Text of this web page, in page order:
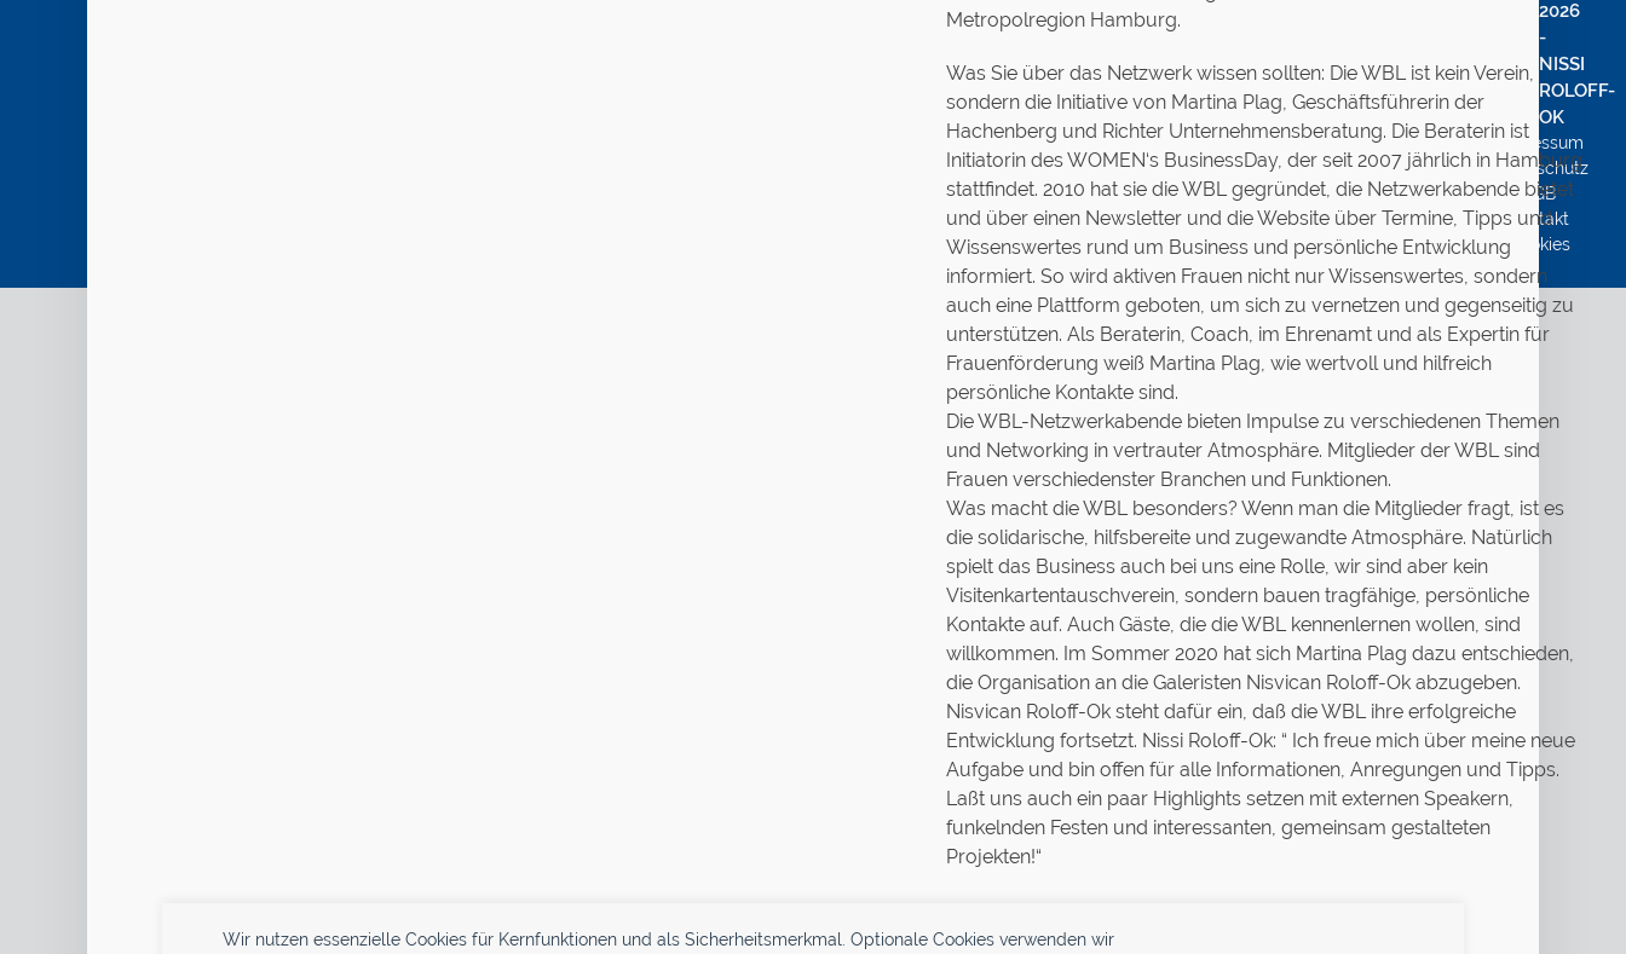
Wir nutzen essenzielle Cookies für Kernfunktionen und als Sicherheitsmerkmal. Optionale Cookies verwenden wir
Metropolregion Hamburg.
Was Sie über das Netzwerk wissen sollten: Die WBL ist kein Verein,
sondern die Initiative von Martina Plag, Geschäftsführerin der
Hachenberg und Richter Unternehmensberatung. Die Beraterin ist
Initiatorin des WOMEN‘s BusinessDay, der seit 2007 jährlich in Hamburg
stattfindet. 2010 hat sie die WBL gegründet, die Netzwerkabende bietet
und über einen Newsletter und die Website über Termine, Tipps und
Wissenswertes rund um Business und persönliche Entwicklung
informiert. So wird aktiven Frauen nicht nur Wissenswertes, sondern
auch eine Plattform geboten, um sich zu vernetzen und gegenseitig zu
unterstützen. Als Beraterin, Coach, im Ehrenamt und als Expertin für
Frauenförderung weiß Martina Plag, wie wertvoll und hilfreich
persönliche Kontakte sind.
Die WBL-Netzwerkabende bieten Impulse zu verschiedenen Themen
und Networking in vertrauter Atmosphäre. Mitglieder der WBL sind
Frauen verschiedenster Branchen und Funktionen.
Was macht die WBL besonders? Wenn man die Mitglieder fragt, ist es
die solidarische, hilfsbereite und zugewandte Atmosphäre. Natürlich
spielt das Business auch bei uns eine Rolle, wir sind aber kein
Visitenkartentauschverein, sondern bauen tragfähige, persönliche
Kontakte auf. Auch Gäste, die die WBL kennenlernen wollen, sind
willkommen. Im Sommer 2020 hat sich Martina Plag dazu entschieden,
die Organisation an die Galeristen Nisvican Roloff-Ok abzugeben.
Nisvican Roloff-Ok steht dafür ein, daß die WBL ihre erfolgreiche
Entwicklung fortsetzt. Nissi Roloff-Ok: “ Ich freue mich über meine neue
Aufgabe und bin offen für alle Informationen, Anregungen und Tipps.
Laßt uns auch ein paar Highlights setzen mit externen Speakern,
funkelnden Festen und interessanten, gemeinsam gestalteten
Projekten!“
Jetzt Mitglied werden
2026
-
NISSI
ROLOFF-
OK
Impressum
Datenschutz
AGB
Kontakt
Cookies